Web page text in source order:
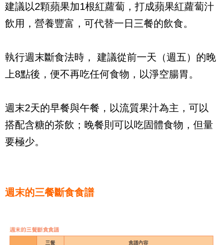
建議以2顆蘋果加1根紅蘿蔔，打成蘋果紅蘿蔔汁
飲用，營養豐富，可代替一日三餐的飲食。
執行週末斷食法時， 建議從前一天（週五）的晚
上8點後，便不再吃任何食物，以淨空腸胃。
週末2天的早餐與午餐，以流質果汁為主，可以
搭配含糖的茶飲；晚餐則可以吃固體食物，但量
要極少。
週末的三餐斷食食譜